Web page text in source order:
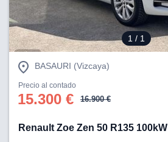
medición
contenido,
audiencia
servicios.
socios
1 / 1
BASAURI (Vizcaya)
Precio al contado
15.300 € 16.900 €
Renault Zoe Zen 50 R135 100kW